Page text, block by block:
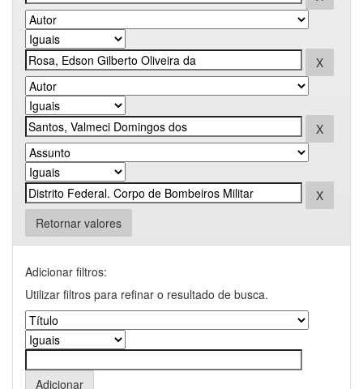
Retornar valores
Adicionar filtros:
Utilizar filtros para refinar o resultado de busca.